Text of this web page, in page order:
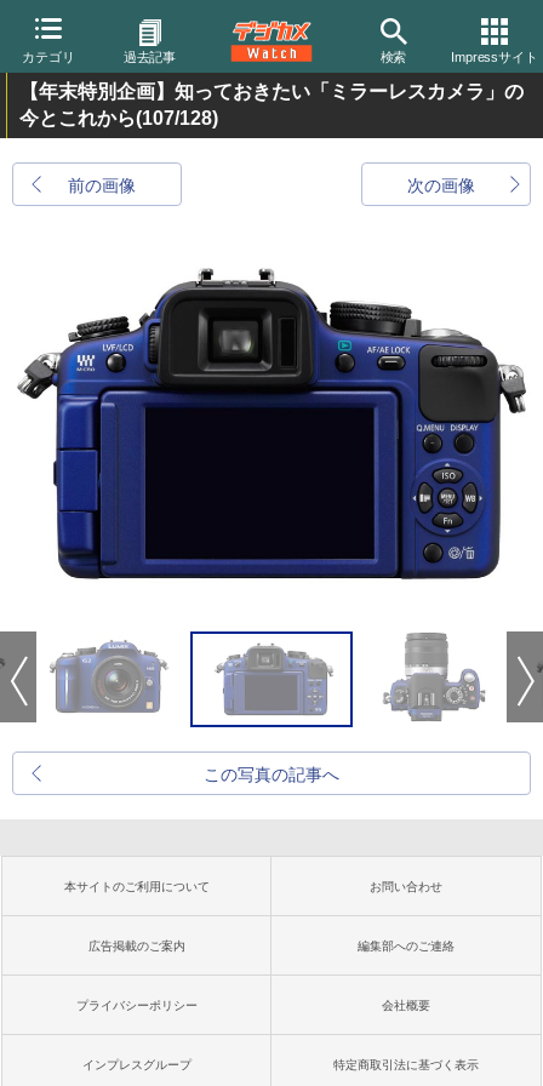
カテゴリ 過去記事 検索 Impressサイト
【年末特別企画】知っておきたい「ミラーレスカメラ」の
今とこれから(107/128)
前の画像 次の画像
この写真の記事へ
本サイトのご利用について お問い合わせ
広告掲載のご案内 編集部へのご連絡
プライバシーポリシー 会社概要
インプレスグループ 特定商取引法に基づく表示